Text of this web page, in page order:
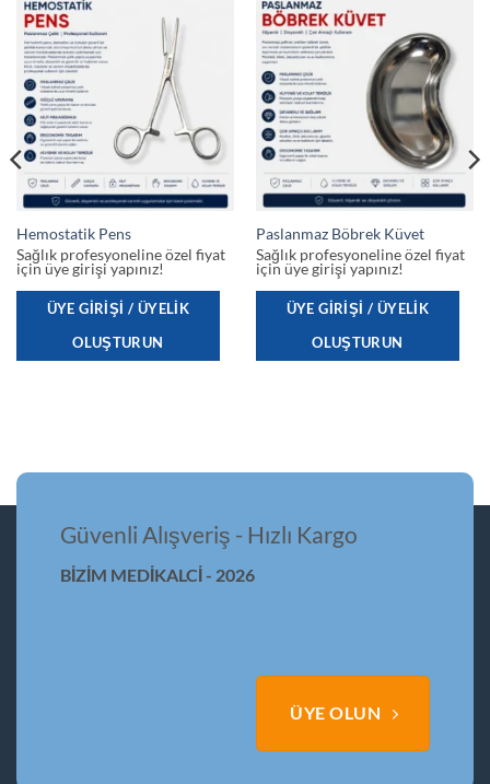
Hemostatik Pens
Sağlık profesyoneline özel fiyat
için üye girişi yapınız!
ÜYE GIRIŞI / ÜYELIK
OLUŞTURUN
Paslanmaz Böbrek Küvet
Sağlık profesyoneline özel fiyat
için üye girişi yapınız!
ÜYE GIRIŞI / ÜYELIK
OLUŞTURUN
Güvenli Alışveriş - Hızlı Kargo
BİZİM MEDİKALCİ - 2026
ÜYE OLUN